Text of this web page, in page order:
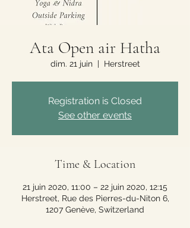
Ata Open air Hatha
dim. 21 juin
  |
Herstreet
Registration is Closed
See other events
Time & Location
21 juin 2020, 11:00 – 22 juin 2020, 12:15
Herstreet, Rue des Pierres-du-Niton 6,
1207 Genève, Switzerland